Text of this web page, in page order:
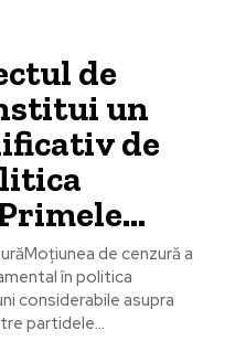
de
un
de
de cenzură a
în politica
considerabile asupra
partidele...